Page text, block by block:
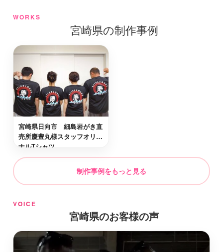
最短2日後お届け
串間市
日向市
児湯郡高鍋町
東臼杵郡椎葉村 最短2日後お届け
西臼杵郡五ヶ瀬町 最短2日後お届け
宮崎市 最短2日後お届け
WORKS
宮崎県の制作事例
宮崎県日向市 細島岩がき直
売所慶豊丸様スタッフオリジ
ナルTシャツ
制作事例をもっと見る
VOICE
宮崎県のお客様の声